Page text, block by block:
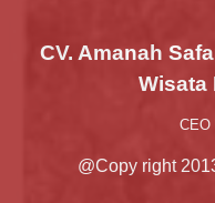
CV. Amanah
Wisata
CEO
@Copy right